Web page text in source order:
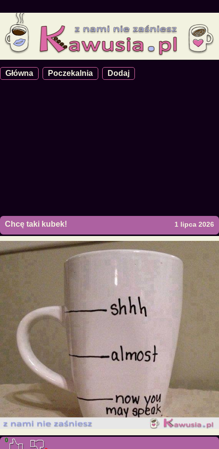
Główna Poczekalnia Dodaj
Chcę taki kubek! 1 lipca 2026
0